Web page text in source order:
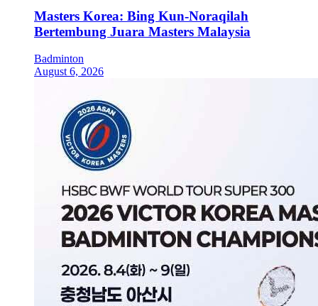
Masters Korea: Bing Kun-Noraqilah
Bertembung Juara Masters Malaysia
Badminton
August 6, 2026